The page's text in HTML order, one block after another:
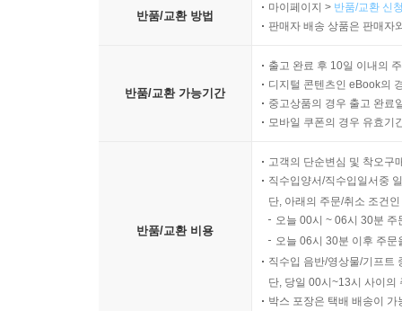
반품/교환 방법
마이페이지 > 반품/교환 신
판매자 배송 상품은 판매자
반품/교환 가능기간
출고 완료 후 10일 이내의
디지털 콘텐츠인 eBook의
중고상품의 경우 출고 완료
모바일 쿠폰의 경우 유효기
반품/교환 비용
고객의 단순변심 및 착오구
직수입양서/직수입일서중
단, 아래의 주문/취소 조건
오늘 00시 ~ 06시 30분
오늘 06시 30분 이후 주
직수입 음반/영상물/기프트
단, 당일 00시~13시 사이의
박스 포장은 택배 배송이